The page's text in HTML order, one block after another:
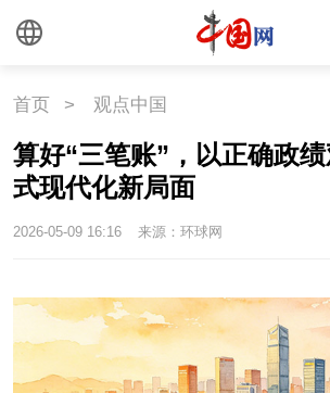
首页 > 观点中国
算好“三笔账”，以正确政
式现代化新局面
2026-05-09 16:16 来源：环球网